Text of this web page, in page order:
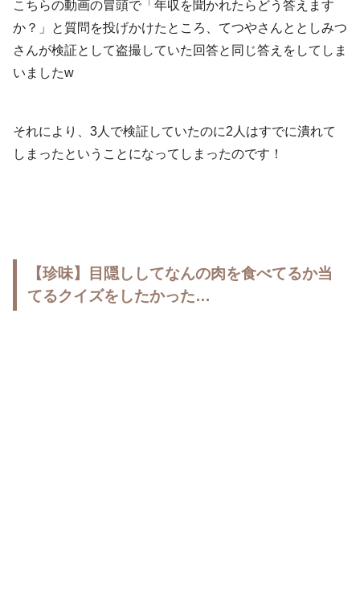
こちらの動画の冒頭で「年収を聞かれたらどう答えます
か？」と質問を投げかけたところ、てつやさんととしみつ
さんが検証として盗撮していた回答と同じ答えをしてしま
いましたw
それにより、3人で検証していたのに2人はすでに潰れて
しまったということになってしまったのです！
【珍味】目隠ししてなんの肉を食べてるか当
てるクイズをしたかった…